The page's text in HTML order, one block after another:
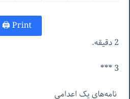
Print 🖨
2 دقیقه.
3 ***
نامه‌های یک اعدامی